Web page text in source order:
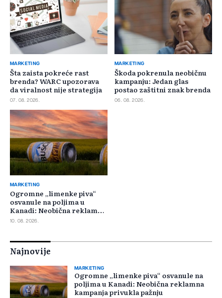
MARKETING
Šta zaista pokreće rast
brenda? WARC upozorava
da viralnost nije strategija
07. 08. 2026.
MARKETING
Škoda pokrenula neobičnu
kampanju: Jedan glas
postao zaštitni znak brenda
06. 08. 2026.
MARKETING
Ogromne „limenke piva“
osvanule na poljima u
Kanadi: Neobična reklamna
kampanja privukla pažnju
10. 08. 2026.
Najnovije
MARKETING
Ogromne „limenke piva“ osvanule na
poljima u Kanadi: Neobična reklamna
kampanja privukla pažnju